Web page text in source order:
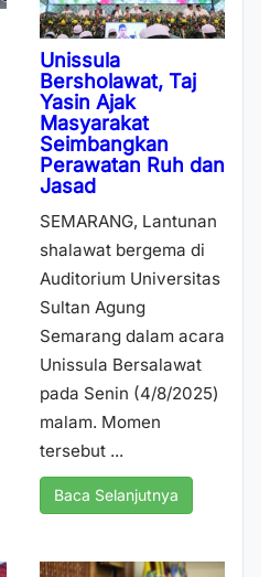
Unissula
Bersholawat, Taj
Yasin Ajak
Masyarakat
Seimbangkan
Perawatan Ruh dan
Jasad
SEMARANG, Lantunan
shalawat bergema di
Auditorium Universitas
Sultan Agung
Semarang dalam acara
Unissula Bersalawat
pada Senin (4/8/2025)
malam. Momen
tersebut ...
Baca Selanjutnya